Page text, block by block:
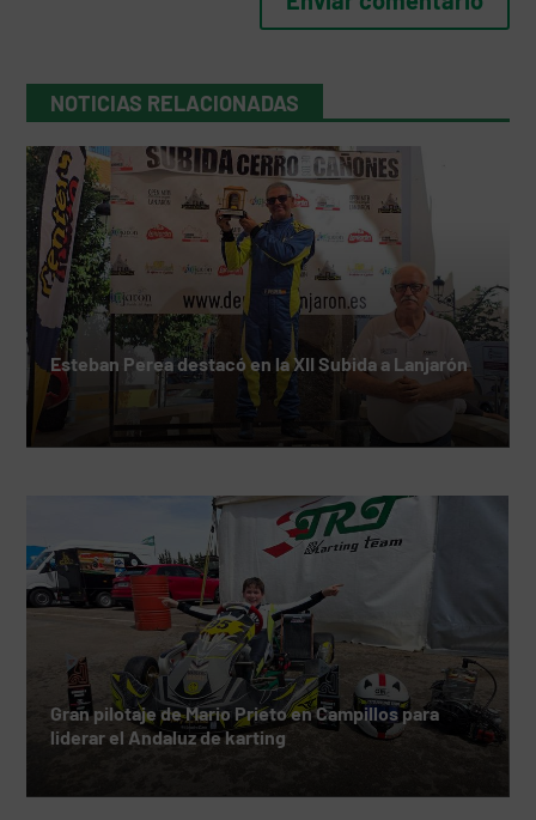
NOTICIAS RELACIONADAS
Esteban Perea destacó en la XII Subida a Lanjarón
Gran pilotaje de Mario Prieto en Campillos para
liderar el Andaluz de karting